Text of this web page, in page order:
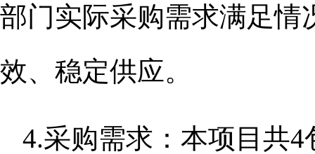
部门实际采购需求满足情
效、稳定供应。
4.采购需求：本项目共